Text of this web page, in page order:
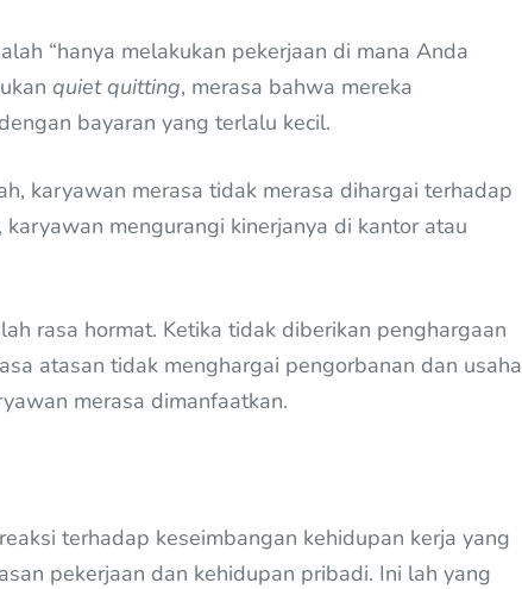
“hanya melakukan pekerjaan di mana Anda
quiet quitting, merasa bahwa mereka
bayaran yang terlalu kecil.
karyawan merasa tidak merasa dihargai terhadap
mengurangi kinerjanya di kantor atau
rasa hormat. Ketika tidak diberikan penghargaan
atasan tidak menghargai pengorbanan dan usaha
merasa dimanfaatkan.
terhadap keseimbangan kehidupan kerja yang
pekerjaan dan kehidupan pribadi. Ini lah yang